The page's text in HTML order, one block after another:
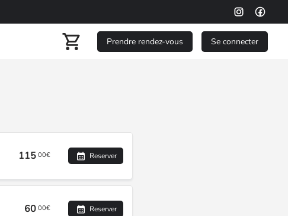
Prendre rendez-vous Se connecter
115 00€ Reserver
60 00€ Reserver